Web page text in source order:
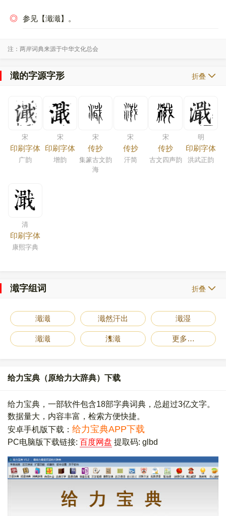
◎ 参见【濈濈】。
注：两岸词典来源于中华文化总会
濈的字源字形 折叠
宋
印刷字体
广韵
宋
印刷字体
增韵
宋
传抄
集篆古文韵
海
宋
传抄
汗简
宋
传抄
古文四声韵
明
印刷字体
洪武正韵
清
印刷字体
康熙字典
濈字组词 折叠
濈濈 濈然汗出 濈湿
濈濈 潗濈 更多…
给力宝典（原给力大辞典）下载
给力宝典，一部软件包含18部字典词典，总超过3亿文字。
数据量大，内容丰富，检索方便快捷。
安卓手机版下载： 给力宝典APP下载
PC电脑版下载链接: 百度网盘 提取码: glbd